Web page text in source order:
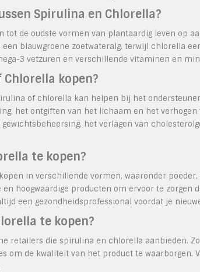
Spirulina en Chlorella?
de oudste vormen van plantaardig leven op
blauwgroene zoetwateralg, terwijl chlorella
3 vetzuren en verschillende vitaminen en
kopen?
of chlorella kan helpen bij het
het ontgiften van het lichaam en het verhogen
het verlagen van
te kopen?
in verschillende vormen, waaronder
hoogwaardige producten om ervoor te zorgen
een gezondheidsprofessional voordat je
te kopen?
retailers die spirulina en chlorella aanbieden.
om de kwaliteit van het product te waarborgen.